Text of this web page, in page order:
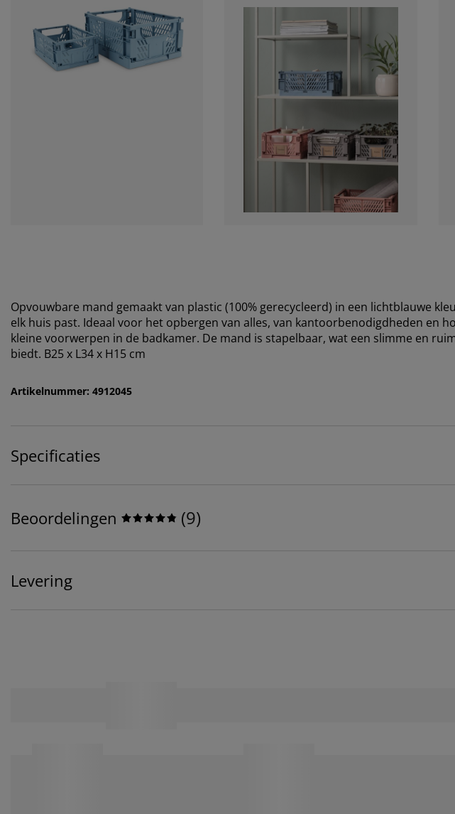
Opvouwbare mand gemaakt van plastic (100% gerecycleerd) in een lichtblauwe
elk huis past. Ideaal voor het opbergen van alles, van kantoorbenodigdheden en
kleine voorwerpen in de badkamer. De mand is stapelbaar, wat een slimme en
biedt. B25 x L34 x H15 cm
Artikelnummer: 4912045
Specificaties
Beoordelingen (9)
Levering